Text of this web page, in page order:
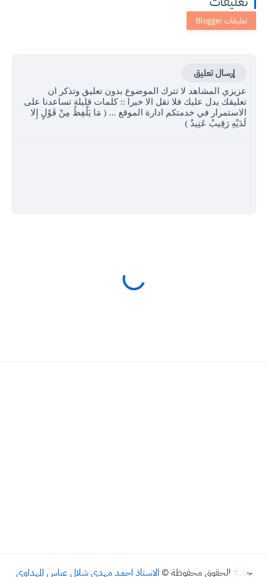
إرسال تعليق
عزيزي المشاهد لا تترك الموضوع بدون تعليق وتذكر ان
تعليقك يدل عليك فلا تقل الا خيرا :: كلمات قليلة تساعدنا على
الاستمرار في خدمتكم ادارة الموقع ... ( مَا يَلْفِظُ مِنْ قَوْلٍ إِلا
لَدَيْهِ رَقِيبٌ عَتِيدٌ )
جميع الحقوق محفوظة © الاستاذ احمد مهدي شلال عباس المهداوي